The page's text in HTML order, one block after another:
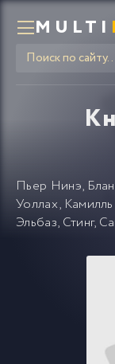
MULTI
Пьер Нинэ,
Уоллах,
Эльбаз, Стинг,